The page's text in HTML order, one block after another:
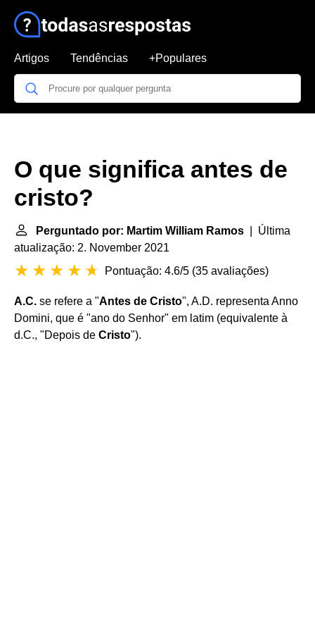
Artigos Tendências +Populares
O que significa antes de
cristo?
Perguntado por: Martim William Ramos | Última
atualização: 2. November 2021
Pontuação: 4.6/5 (35 avaliações)
A.C. se refere a "Antes de Cristo", A.D. representa Anno
Domini, que é "ano do Senhor" em latim (equivalente à
d.C., "Depois de Cristo").